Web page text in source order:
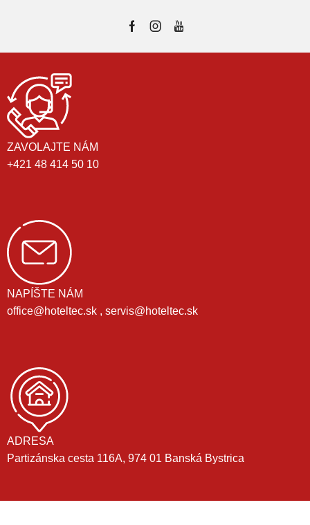
ZAVOLAJTE NÁM
+421 48 414 50 10
NAPÍŠTE NÁM
office@hoteltec.sk , servis@hoteltec.sk
ADRESA
Partizánska cesta 116A, 974 01 Banská Bystrica